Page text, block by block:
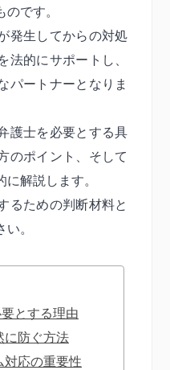
です。
発生してからの対処
法的にサポートし、
パートナーとなりま
護士を必要とする具
のポイント、そして
解説します。
るための判断材料と
。
とする理由
に防ぐ方法
対応の重要性